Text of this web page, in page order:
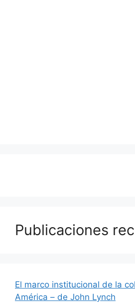
Publicaciones
El marco institucional de la
América – de John Lynch